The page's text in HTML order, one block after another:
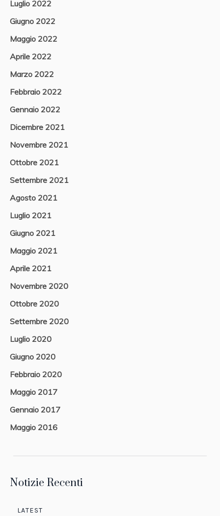
Luglio 2022
Giugno 2022
Maggio 2022
Aprile 2022
Marzo 2022
Febbraio 2022
Gennaio 2022
Dicembre 2021
Novembre 2021
Ottobre 2021
Settembre 2021
Agosto 2021
Luglio 2021
Giugno 2021
Maggio 2021
Aprile 2021
Novembre 2020
Ottobre 2020
Settembre 2020
Luglio 2020
Giugno 2020
Febbraio 2020
Maggio 2017
Gennaio 2017
Maggio 2016
Notizie Recenti
LATEST